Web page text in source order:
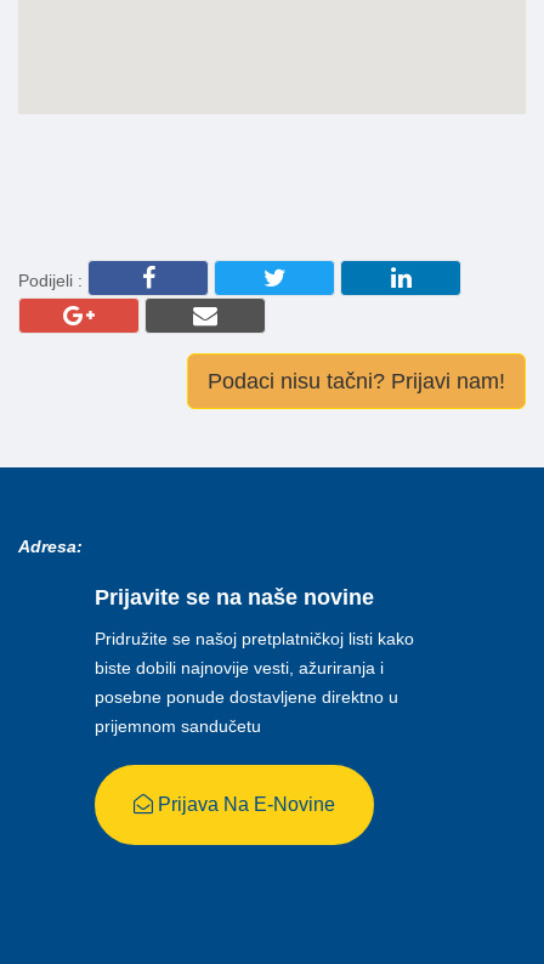
Podijeli :
Podaci nisu tačni? Prijavi nam!
Adresa:
Prijavite se na naše novine
Pridružite se našoj pretplatničkoj listi kako
biste dobili najnovije vesti, ažuriranja i
posebne ponude dostavljene direktno u
prijemnom sandučetu
Prijava Na E-Novine